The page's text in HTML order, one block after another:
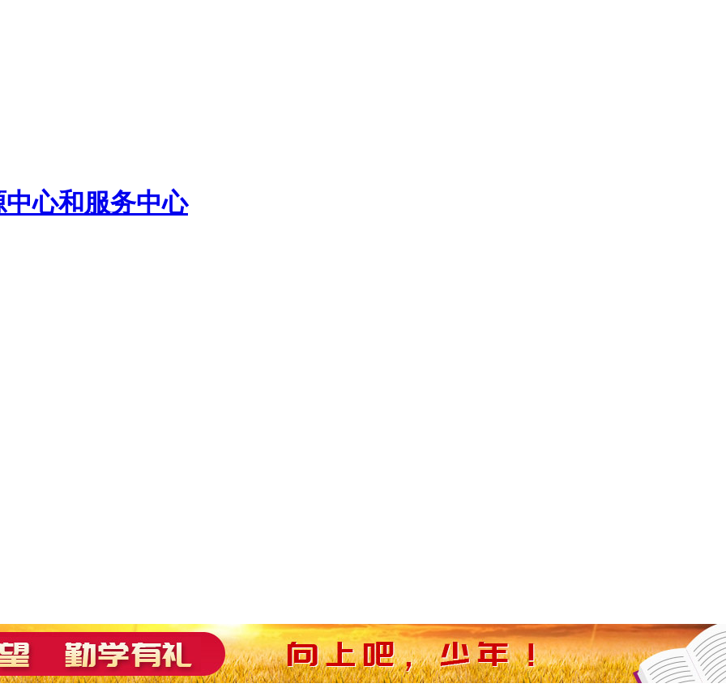
心和服务中心